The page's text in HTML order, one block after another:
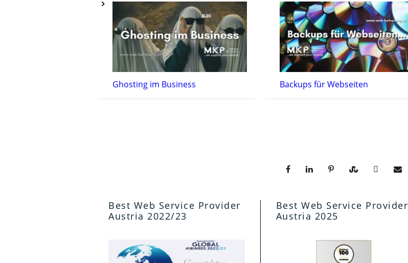
Ghosting im Business Backups für Webseiten
Best Web Service Provider
Austria 2022/23
Best Web Service Provider
Austria 2025